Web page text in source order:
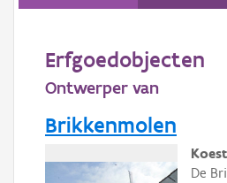
Persoon of collectief
Downloads
Hergebruik
Aanmelden
Erfgoedobjecten
Ontwerper van
Brikkenmolen
De